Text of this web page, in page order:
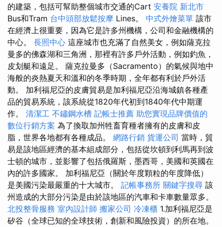
的建築，包括可幫助整個城市交通的Cart 安養院 新北市
Bus和Tram 台中頭部放鬆按摩 Lines。 中式外燴菜單 該市
在經濟上很重要，因為它是許多州機構，公司和金融機構的
中心。 長照中心 這座城市也充滿了自然美女，例如薩克拉
曼多的佛森湖和三角洲，那裡有許多戶外活動，例如釣魚，
皮划艇和遠足。 薩克拉曼多（Sacramento）的氣候與地中
海般的炎熱夏天和溫和的冬季時期，全年都有利於戶外活
動。 加利福尼亞的皮膚貿易是加利福尼亞沿海城鎮各種產
品的貿易系統，該系統從1820年代初到1840年代中期運
作。 清潔工 不鏽鋼水槽 記帳士推薦 助您實現品牌價值的
數位行銷方案 為了換取加州牲畜育種者擁有的皮膚和皮
脂，世界各地都有各種成品。 網路行銷 貨運公司 當時，貿
易是該地區經濟的基本組成部分，包括從坎頓到利馬再到波
士頓的城市，並影響了包括俄羅斯，墨西哥，美國和英國在
內的許多國家。 加利福尼亞（關於年度顆粒的年度降低）
是美國污染最嚴重的十大城市。 記帳事務所 關鍵字搜尋 該
州造成的大部分污染是由於該地區的汽車和卡車數量眾多。
北投整骨服務 室內設計師 搬家公司 冷凍櫃 1.加利福尼亞是
矽谷（全球已知的全球技術，創新和風險投資）的所在地。